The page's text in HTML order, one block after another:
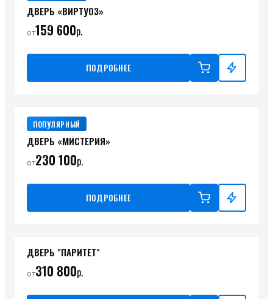
ДВЕРЬ «ВИРТУОЗ»
от159 600р.
ПОДРОБНЕЕ
ПОПУЛЯРНЫЙ
ДВЕРЬ «МИСТЕРИЯ»
от230 100р.
ПОДРОБНЕЕ
ДВЕРЬ "ПАРИТЕТ"
от310 800р.